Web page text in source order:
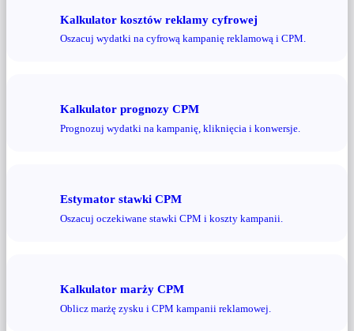
Kalkulator kosztów reklamy cyfrowej
Oszacuj wydatki na cyfrową kampanię reklamową i CPM.
Kalkulator prognozy CPM
Prognozuj wydatki na kampanię, kliknięcia i konwersje.
Estymator stawki CPM
Oszacuj oczekiwane stawki CPM i koszty kampanii.
Kalkulator marży CPM
Oblicz marżę zysku i CPM kampanii reklamowej.